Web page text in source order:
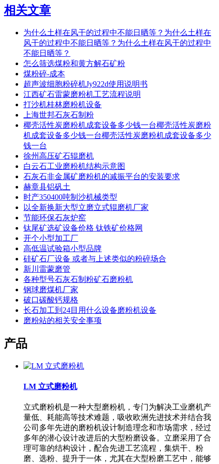
相关文章
为什么土样在风干的过程中不能日晒等？为什么土样在
风干的过程中不能日晒等？为什么土样在风干的过程中
不能日晒等？
怎么筛选煤粉和黄方解石矿粉
煤粉碎-成本
超声波细胞粉碎机Jy922d使用说明书
江西矿石雷蒙磨粉机工艺流程说明
打沙机桂林磨粉机设备
上海世邦石灰石制粉
椰壳活性炭磨粉机成套设备多少钱一台椰壳活性炭磨粉
机成套设备多少钱一台椰壳活性炭磨粉机成套设备多少
钱一台
徐州高压矿石辊磨机
白云石工业磨粉机结构示意图
石灰石非金属矿磨粉机的减振平台的安装要求
赫章县铝矾土
时产350400吨制沙机械类型
以全新换新大型立磨立式辊磨机厂家
节能环保石灰炉窑
钛尾矿选矿设备价格 钛铁矿价格网
开个小型加工厂
高低温试验箱小型品牌
硅矿石厂设备 或者与上述类似的粉碎场合
新川雷蒙磨管
各种型号石灰石制粉矿石磨粉机
钢球磨煤机厂家
破口碳酸钙规格
长石加工到24目用什么设备磨粉机设备
磨粉站的相关安全事项
产品
LM 立式磨粉机
立式磨粉机是一种大型磨粉机，专门为解决工业磨机产
量低、耗能高等技术难题，吸收欧洲先进技术并结合我
公司多年先进的磨粉机设计制造理念和市场需求，经过
多年的潜心设计改进后的大型粉磨设备。立磨采用了合
理可靠的结构设计，配合先进工艺流程，集烘干、粉
磨、选粉、提升于一体，尤其在大型粉磨工艺中，能够